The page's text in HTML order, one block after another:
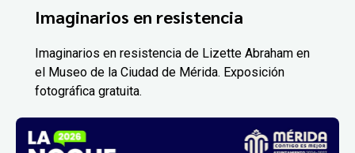
Imaginarios en resistencia
Imaginarios en resistencia de Lizette Abraham en
el Museo de la Ciudad de Mérida. Exposición
fotográfica gratuita.